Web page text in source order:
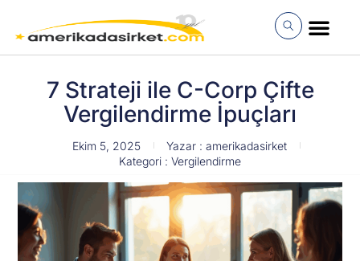
atla
7 Strateji ile C-Corp Çifte
Vergilendirme İpuçları
Ekim 5, 2025 Yazar : amerikadasirket
Kategori : Vergilendirme